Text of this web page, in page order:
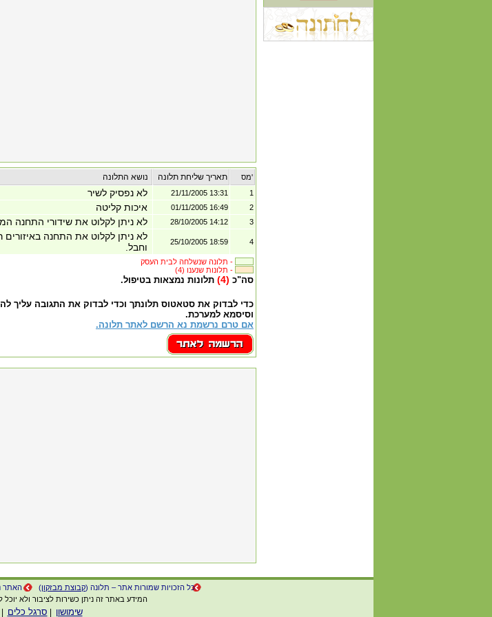
תאריך שליחת תלונה מס'
לא נפסיק לשיר 21/11/2005 13:31 1
איכות קליטה 01/11/2005 16:49 2
לא ניתן לקלוט את שידורי התחנה 28/10/2005 14:12 3
לא ניתן לקלוט את התחנה באיזורים
וחבל.
25/10/2005 18:59 4
תלונה שנשלחה לבית העסק -
(4) תלונות שנענו -
סה"כ (4) תלונות נמצאות בטיפול.
כדי לבדוק את סטאטוס תלונתך וכדי לבדוק את התגובה עליך
וסיסמא למערכת.
אם טרם נרשמת נא הרשם לאתר תלונה.
כל הזכויות שמורות אתר – תלונה (קבוצת מבזקון) האתר
המידע באתר זה ניתן כשירות לציבור ולא
שימושון סרגל כלים